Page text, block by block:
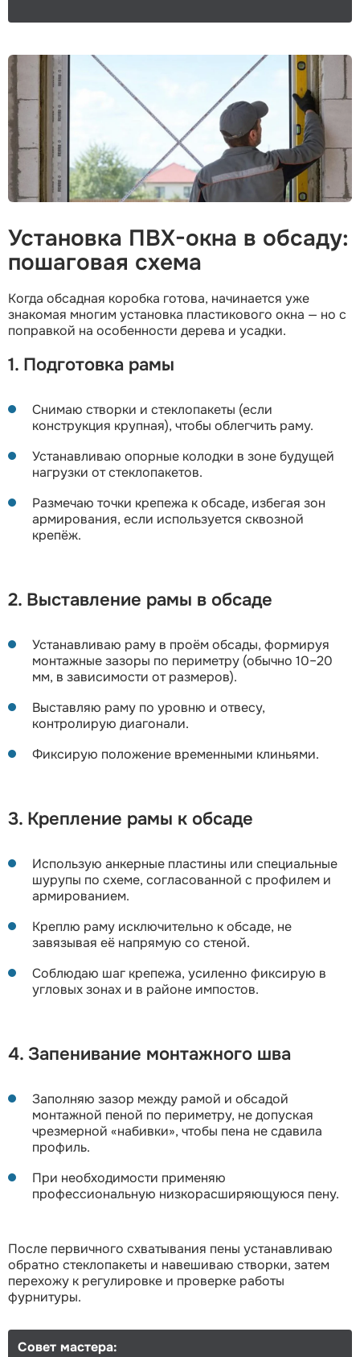
Установка ПВХ-окна в обсаду:
пошаговая схема
Когда обсадная коробка готова, начинается уже
знакомая многим установка пластикового окна — но с
поправкой на особенности дерева и усадки.
1. Подготовка рамы
Снимаю створки и стеклопакеты (если
конструкция крупная), чтобы облегчить раму.
Устанавливаю опорные колодки в зоне будущей
нагрузки от стеклопакетов.
Размечаю точки крепежа к обсаде, избегая зон
армирования, если используется сквозной
крепёж.
2. Выставление рамы в обсаде
Устанавливаю раму в проём обсады, формируя
монтажные зазоры по периметру (обычно 10–20
мм, в зависимости от размеров).
Выставляю раму по уровню и отвесу,
контролирую диагонали.
Фиксирую положение временными клиньями.
3. Крепление рамы к обсаде
Использую анкерные пластины или специальные
шурупы по схеме, согласованной с профилем и
армированием.
Креплю раму исключительно к обсаде, не
завязывая её напрямую со стеной.
Соблюдаю шаг крепежа, усиленно фиксирую в
угловых зонах и в районе импостов.
4. Запенивание монтажного шва
Заполняю зазор между рамой и обсадой
монтажной пеной по периметру, не допуская
чрезмерной «набивки», чтобы пена не сдавила
профиль.
При необходимости применяю
профессиональную низкорасширяющуюся пену.
После первичного схватывания пены устанавливаю
обратно стеклопакеты и навешиваю створки, затем
перехожу к регулировке и проверке работы
фурнитуры.
Совет мастера: